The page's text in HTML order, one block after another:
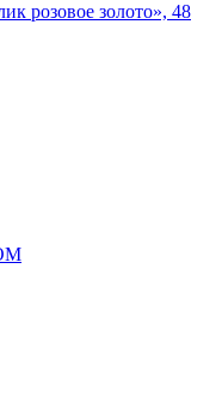
розовое золото», 48